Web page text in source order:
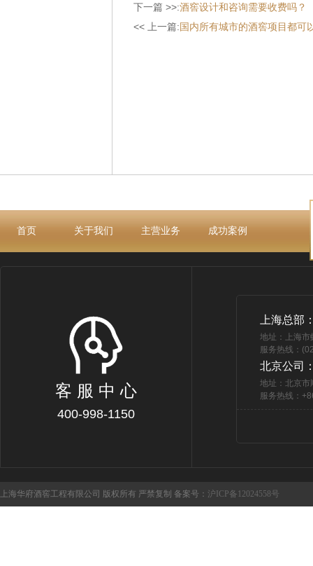
下一篇 >>:酒窖设计和咨询需要收费吗？
<< 上一篇:国内所有城市的酒窖项目都可
首页 关于我们 主营业务 成功案例
客 服 中 心
400-998-1150
上海总部
地址：上海
服务热线：
北京公司
地址：北京市
服务热线：
上海华府酒窖工程有限公司 版权所有 严禁复制 备案号： 沪ICP备12024558号